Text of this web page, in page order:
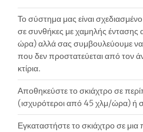
Το σύστημα μας είναι
σε συνθήκες με χαμηλής έντασης
ώρα) αλλά σας συμβουλεύουμε να
που δεν προστατεύεται από τον
κτίρια.
Αποθηκεύστε το σκιάχτρο σε
(ισχυρότεροι από 45 χλμ/ώρα) ή
Εγκαταστήστε το σκιάχτρο σε μια